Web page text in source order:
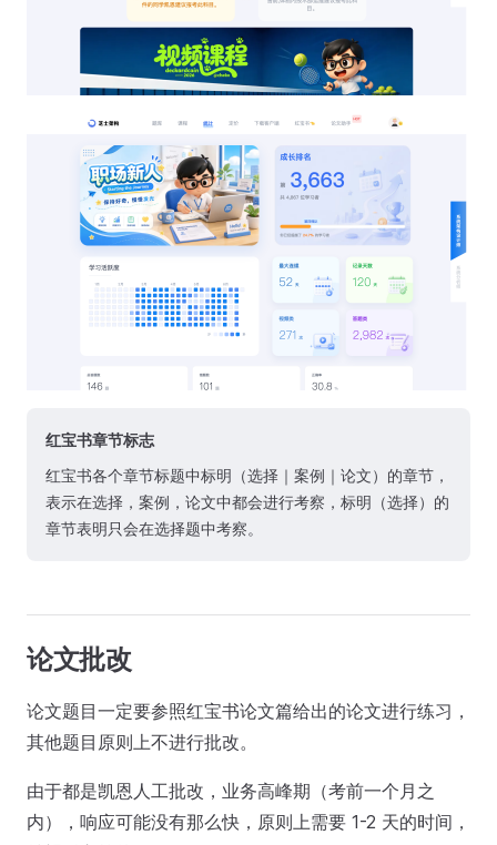
红宝书章节标志
红宝书各个章节标题中标明（选择｜案例｜论文）的章节，
表示在选择，案例，论文中都会进行考察，标明（选择）的
章节表明只会在选择题中考察。
论文批改
论文题目一定要参照红宝书论文篇给出的论文进行练习，
其他题目原则上不进行批改。
由于都是凯恩人工批改，业务高峰期（考前一个月之
内），响应可能没有那么快，原则上需要 1-2 天的时间，